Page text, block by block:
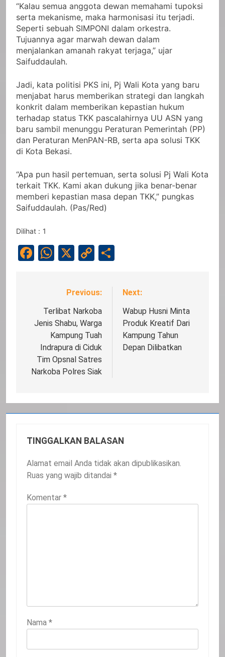
“Kalau semua anggota dewan memahami tupoksi
serta mekanisme, maka harmonisasi itu terjadi.
Seperti sebuah SIMPONI dalam orkestra.
Tujuannya agar marwah dewan dalam
menjalankan amanah rakyat terjaga,” ujar
Saifuddaulah.
Jadi, kata politisi PKS ini, Pj Wali Kota yang baru
menjabat harus memberikan strategi dan langkah
konkrit dalam memberikan kepastian hukum
terhadap status TKK pascalahirnya UU ASN yang
baru sambil menunggu Peraturan Pemerintah (PP)
dan Peraturan MenPAN-RB, serta apa solusi TKK
di Kota Bekasi.
“Apa pun hasil pertemuan, serta solusi Pj Wali Kota
terkait TKK. Kami akan dukung jika benar-benar
memberi kepastian masa depan TKK,” pungkas
Saifuddaulah. (Pas/Red)
Dilihat : 1
Facebook
WhatsApp
X
Copy
Navigasi
pos
Previous:
Terlibat Narkoba
Jenis Shabu, Warga
Kampung Tuah
Indrapura di Ciduk
Tim Opsnal Satres
Narkoba Polres Siak
Next:
Wabup Husni Minta
Produk Kreatif Dari
Kampung Tahun
Depan Dilibatkan
TINGGALKAN BALASAN
Alamat email Anda tidak akan dipublikasikan.
Ruas yang wajib ditandai *
Komentar *
Nama *
Selamat Hari Kebangkitan Nasional
IKLAN